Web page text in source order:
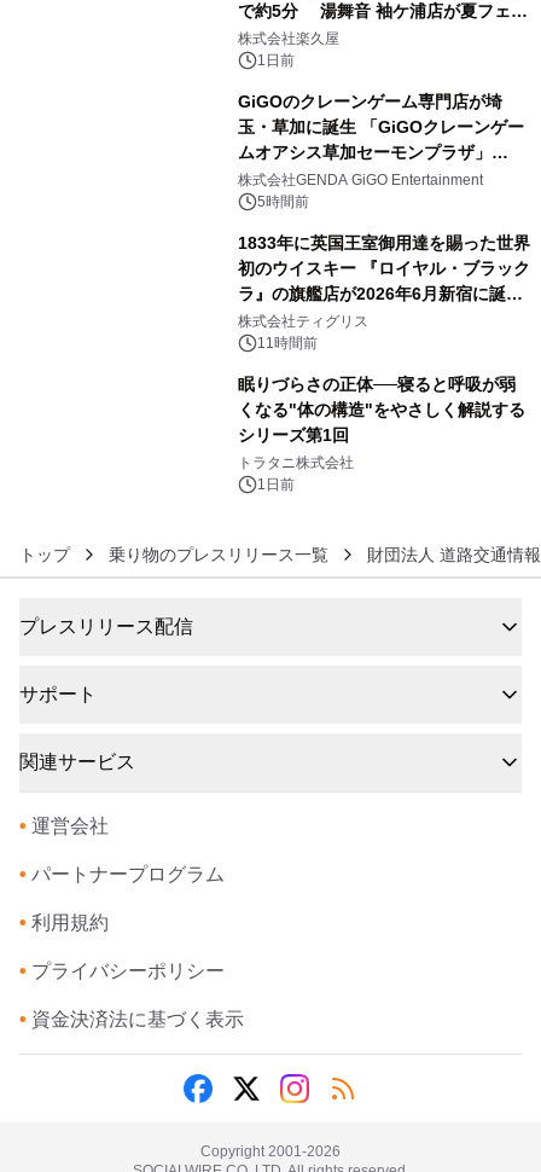
で約5分 湯舞音 袖ケ浦店が夏フェア
メニューを提供
株式会社楽久屋
1日前
GiGOのクレーンゲーム専門店が埼
玉・草加に誕生 「GiGOクレーンゲー
ムオアシス草加セーモンプラザ」
2026年8月7日(金)10時グランドオープ
ン
株式会社GENDA GiGO Entertainment
5時間前
1833年に英国王室御用達を賜った世界
初のウイスキー 『ロイヤル・ブラック
ラ』の旗艦店が2026年6月新宿に誕
生 バカルディ ジャパンと連携した
没入型バー「BAR Arca」
株式会社ティグリス
11時間前
眠りづらさの正体──寝ると呼吸が弱
くなる"体の構造"をやさしく解説する
シリーズ第1回
トラタニ株式会社
1日前
トップ 乗り物のプレスリリース一覧 財団法人 道路交通情
プレスリリース配信
サポート
関連サービス
• 運営会社
• パートナープログラム
• 利用規約
• プライバシーポリシー
• 資金決済法に基づく表示
Copyright 2001-2026